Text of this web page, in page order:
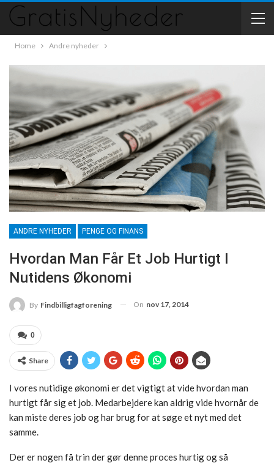
Home Andre nyheder
ANDRE NYHEDER PENGE OG FINANS
Hvordan Man Får Et Job Hurtigt I
Nutidens Økonomi
By Findbilligfagforening On nov 17, 2014
0
Share
I vores nutidige økonomi er det vigtigt at vide hvordan man
hurtigt får sig et job. Medarbejdere kan aldrig vide hvornår de
kan miste deres job og har brug for at søge et nyt med det
samme.
Der er nogen få trin der gør denne proces hurtig og så